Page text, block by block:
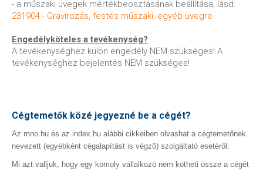
- a műszaki üvegek mértékbeosztásának beállítása, lásd:
231904 - Gravírozás, festés műszaki, egyéb üvegre
Engedélyköteles a tevékenység?
A tevékenységhez külön engedély NEM szükséges! A
tevékenységhez bejelentés NEM szükséges!
Cégtemetők közé jegyezné be a cégét?
Az mno.hu és az index.hu alábbi cikkeiben olvashat a cégtemetőnek
nevezett (egyébként cégalapítást is végző) szolgáltató esetéről.
Mi azt valljuk, hogy egy komoly vállalkozó nem kötheti össze a cégét